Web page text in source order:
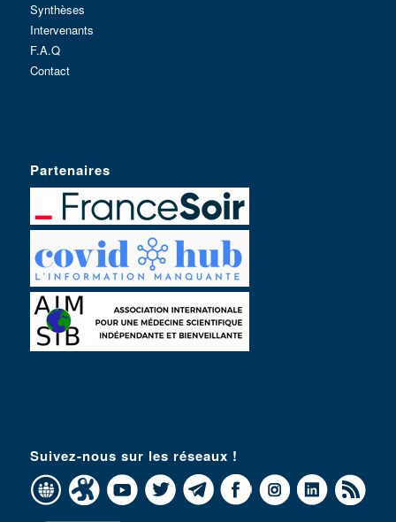
Synthèses
Intervenants
F.A.Q
Contact
Partenaires
Suivez-nous sur les réseaux !